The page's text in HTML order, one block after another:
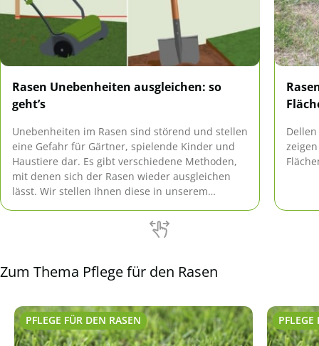
Rasen Unebenheiten ausgleichen: so
geht’s
Unebenheiten im Rasen sind störend und stellen
eine Gefahr für Gärtner, spielende Kinder und
Haustiere dar. Es gibt verschiedene Methoden,
mit denen sich der Rasen wieder ausgleichen
lässt. Wir stellen Ihnen diese in unserem
Zum Thema Pflege für den Rasen
PFLEGE FÜR DEN RASEN PFLEGE